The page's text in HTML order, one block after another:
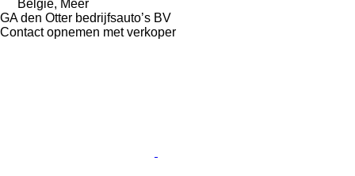
België, Meer
GA den Otter bedrijfsauto’s BV
Contact opnemen met verkoper